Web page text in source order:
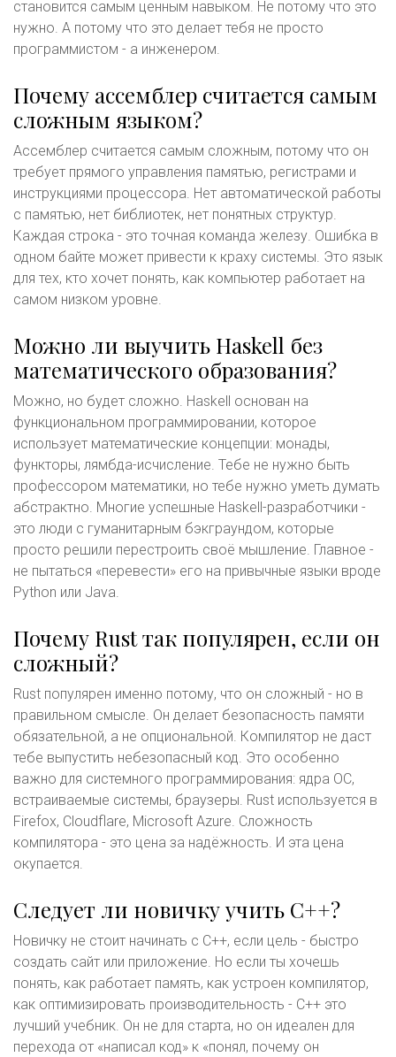
становится самым ценным навыком. Не потому что это
нужно. А потому что это делает тебя не просто
программистом - а инженером.
Почему ассемблер считается самым
сложным языком?
Ассемблер считается самым сложным, потому что он
требует прямого управления памятью, регистрами и
инструкциями процессора. Нет автоматической работы
с памятью, нет библиотек, нет понятных структур.
Каждая строка - это точная команда железу. Ошибка в
одном байте может привести к краху системы. Это язык
для тех, кто хочет понять, как компьютер работает на
самом низком уровне.
Можно ли выучить Haskell без
математического образования?
Можно, но будет сложно. Haskell основан на
функциональном программировании, которое
использует математические концепции: монады,
функторы, лямбда-исчисление. Тебе не нужно быть
профессором математики, но тебе нужно уметь думать
абстрактно. Многие успешные Haskell-разработчики -
это люди с гуманитарным бэкграундом, которые
просто решили перестроить своё мышление. Главное -
не пытаться «перевести» его на привычные языки вроде
Python или Java.
Почему Rust так популярен, если он
сложный?
Rust популярен именно потому, что он сложный - но в
правильном смысле. Он делает безопасность памяти
обязательной, а не опциональной. Компилятор не даст
тебе выпустить небезопасный код. Это особенно
важно для системного программирования: ядра ОС,
встраиваемые системы, браузеры. Rust используется в
Firefox, Cloudflare, Microsoft Azure. Сложность
компилятора - это цена за надёжность. И эта цена
окупается.
Следует ли новичку учить C++?
Новичку не стоит начинать с C++, если цель - быстро
создать сайт или приложение. Но если ты хочешь
понять, как работает память, как устроен компилятор,
как оптимизировать производительность - C++ это
лучший учебник. Он не для старта, но он идеален для
перехода от «написал код» к «понял, почему он